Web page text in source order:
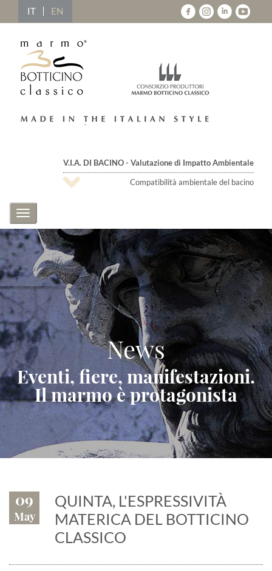
IT EN
V.I.A. DI BACINO - Valutazione di Impatto Ambientale
Compatibilità ambientale del bacino
Toggle
navigation
News
Eventi, fiere, manifestazioni.
Il marmo è protagonista
09
May
QUINTA, L'ESPRESSIVITÀ
MATERICA DEL BOTTICINO
CLASSICO